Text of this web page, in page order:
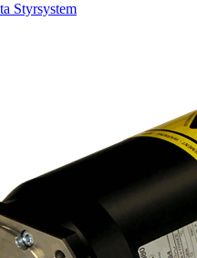
Styrsystem